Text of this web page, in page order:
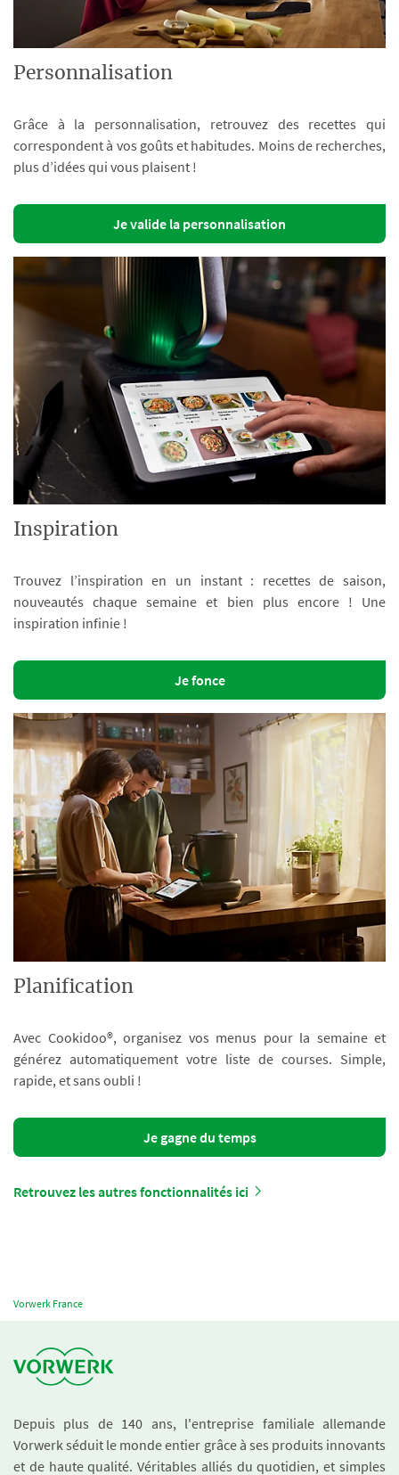
Personnalisation
Grâce à la personnalisation, retrouvez des recettes qui
correspondent à vos goûts et habitudes. Moins de recherches,
plus d’idées qui vous plaisent !
Je valide la personnalisation
Inspiration
Trouvez l’inspiration en un instant : recettes de saison,
nouveautés chaque semaine et bien plus encore ! Une
inspiration infinie !
Je fonce
Planification
Avec Cookidoo®, organisez vos menus pour la semaine et
générez automatiquement votre liste de courses. Simple,
rapide, et sans oubli !
Je gagne du temps
Retrouvez les autres fonctionnalités ici
Vorwerk France
Depuis plus de 140 ans, l'entreprise familiale allemande
Vorwerk séduit le monde entier grâce à ses produits innovants
et de haute qualité. Véritables alliés du quotidien, et simples